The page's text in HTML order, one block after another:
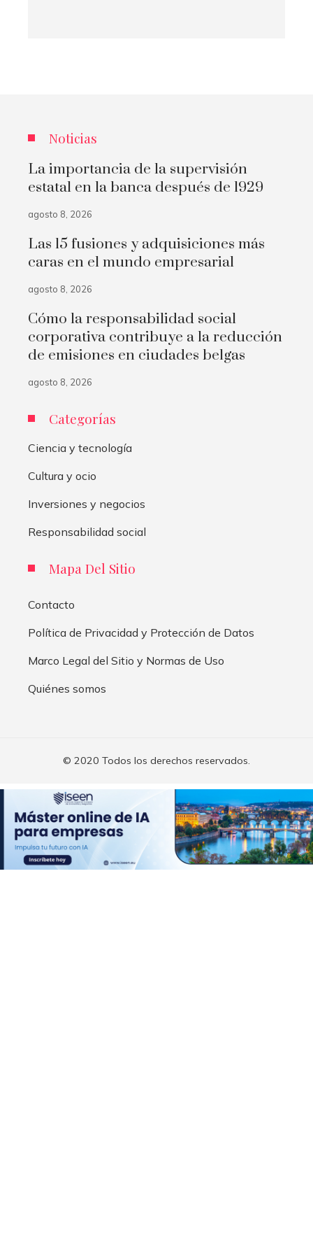
Noticias
La importancia de la supervisión
estatal en la banca después de 1929
agosto 8, 2026
Las 15 fusiones y adquisiciones más
caras en el mundo empresarial
agosto 8, 2026
Cómo la responsabilidad social
corporativa contribuye a la reducción
de emisiones en ciudades belgas
agosto 8, 2026
Categorías
Ciencia y tecnología
Cultura y ocio
Inversiones y negocios
Responsabilidad social
Mapa Del Sitio
Contacto
Política de Privacidad y Protección de Datos
Marco Legal del Sitio y Normas de Uso
Quiénes somos
© 2020 Todos los derechos reservados.